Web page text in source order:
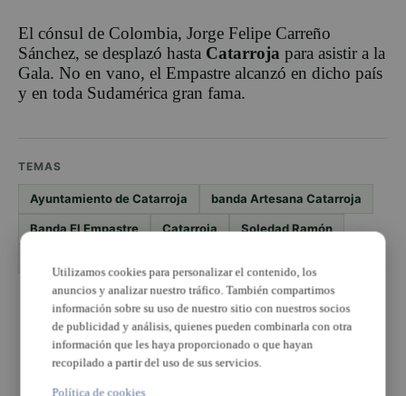
El cónsul de Colombia, Jorge Felipe Carreño
Sánchez, se desplazó hasta Catarroja para asistir a la
Gala. No en vano, el Empastre alcanzó en dicho país
y en toda Sudamérica gran fama.
TEMAS
Ayuntamiento de Catarroja banda Artesana Catarroja
Banda El Empastre Catarroja Soledad Ramón
PUBLICIDAD
Utilizamos cookies para personalizar el contenido, los
anuncios y analizar nuestro tráfico. También compartimos
información sobre su uso de nuestro sitio con nuestros socios
de publicidad y análisis, quienes pueden combinarla con otra
información que les haya proporcionado o que hayan
recopilado a partir del uso de sus servicios.
Política de cookies